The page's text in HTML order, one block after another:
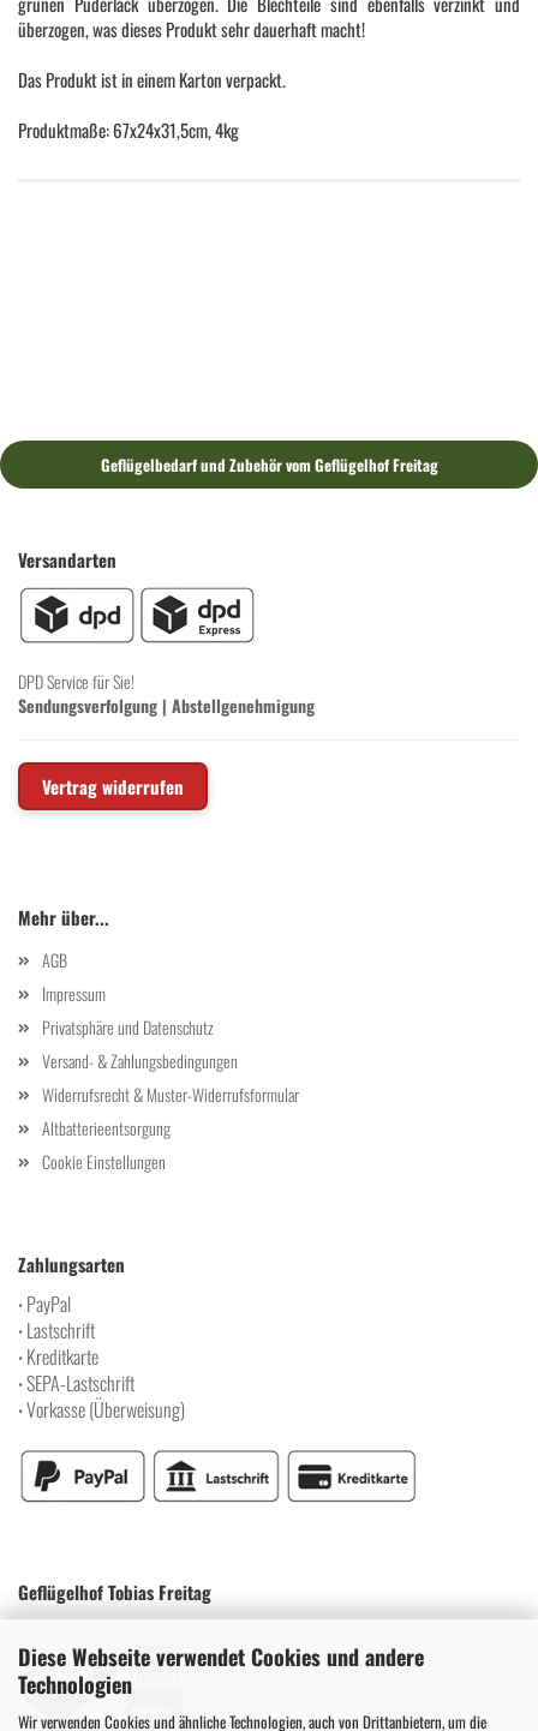
Diese Webseite verwendet Cookies und andere
Technologien
Wir verwenden Cookies und ähnliche Technologien, auch von Drittanbietern, um die
überzogen, was dieses Produkt sehr dauerhaft macht!
Das Produkt ist in einem Karton verpackt.
Produktmaße: 67x24x31,5cm, 4kg
Geflügelbedarf und Zubehör vom Geflügelhof Freitag
Versandarten
DPD Service für Sie!
Sendungsverfolgung | Abstellgenehmigung
Vertrag widerrufen
Mehr über...
AGB
Impressum
Privatsphäre und Datenschutz
Versand- & Zahlungsbedingungen
Widerrufsrecht & Muster-Widerrufsformular
Altbatterieentsorgung
Cookie Einstellungen
Zahlungsarten
•PayPal
•Lastschrift
•Kreditkarte
•SEPA-Lastschrift
•Vorkasse (Überweisung)
Geflügelhof Tobias Freitag